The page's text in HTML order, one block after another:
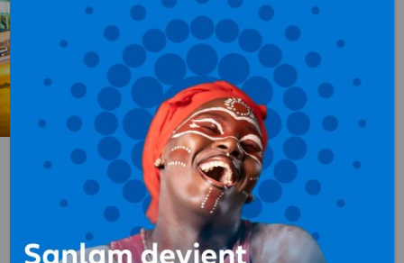
Groupes électrogènesau
Congo